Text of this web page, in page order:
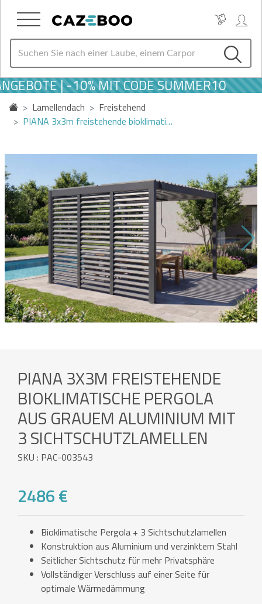
| -10% MIT CODE SUMMER10
Lamellendach
Freistehend
PIANA 3x3m freistehende bioklimati…
PIANA 3X3M FREISTEHENDE
BIOKLIMATISCHE PERGOLA
AUS GRAUEM ALUMINIUM MIT
3 SICHTSCHUTZLAMELLEN
SKU : PAC-003543
2486 €
Bioklimatische Pergola + 3 Sichtschutzlamellen
Konstruktion aus Aluminium und verzinktem Stahl
Seitlicher Sichtschutz für mehr Privatsphäre
Vollständiger Verschluss auf einer Seite für
optimale Wärmedämmung